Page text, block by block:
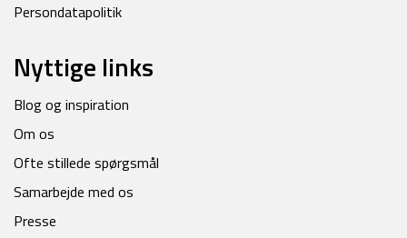
Persondatapolitik
Nyttige links
Blog og inspiration
Om os
Ofte stillede spørgsmål
Samarbejde med os
Presse